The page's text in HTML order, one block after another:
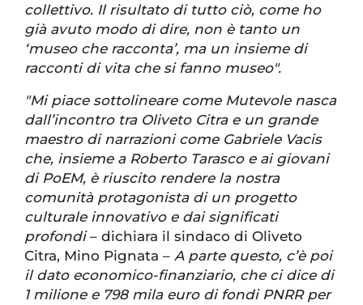
collettivo. Il risultato di tutto ciò, come ho
già avuto modo di dire, non è tanto un
‘museo che racconta’, ma un insieme di
racconti di vita che si fanno museo".
"Mi piace sottolineare come Mutevole nasca
dall’incontro tra Oliveto Citra e un grande
maestro di narrazioni come Gabriele Vacis
che, insieme a Roberto Tarasco e ai giovani
di PoEM, è riuscito rendere la nostra
comunità protagonista di un progetto
culturale innovativo e dai significati
profondi– dichiara il sindaco di Oliveto
Citra, Mino Pignata – A parte questo, c’è poi
il dato economico-finanziario, che ci dice di
1 milione e 798 mila euro di fondi PNRR per